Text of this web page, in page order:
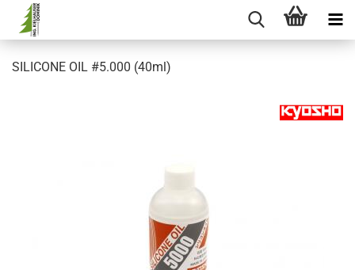
SILICONE OIL #5.000 (40ml)